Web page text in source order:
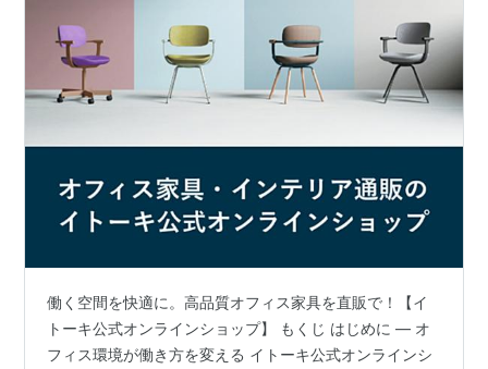
働く空間を快適に。高品質オフィス家具を直販で！【イ
トーキ公式オンラインショップ】 もくじ はじめに ― オ
フィス環境が働き方を変える イトーキ公式オンラインシ